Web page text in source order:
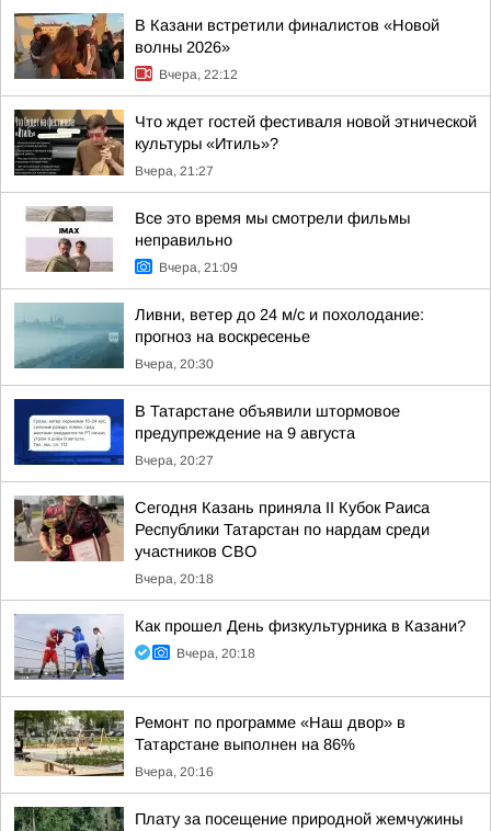
В Казани встретили финалистов «Новой
волны 2026»
Вчера, 22:12
Что ждет гостей фестиваля новой этнической
культуры «Итиль»?
Вчера, 21:27
Все это время мы смотрели фильмы
неправильно
Вчера, 21:09
Ливни, ветер до 24 м/с и похолодание:
прогноз на воскресенье
Вчера, 20:30
В Татарстане объявили штормовое
предупреждение на 9 августа
Вчера, 20:27
Сегодня Казань приняла II Кубок Раиса
Республики Татарстан по нардам среди
участников СВО
Вчера, 20:18
Как прошел День физкультурника в Казани?
Вчера, 20:18
Ремонт по программе «Наш двор» в
Татарстане выполнен на 86%
Вчера, 20:16
Плату за посещение природной жемчужины